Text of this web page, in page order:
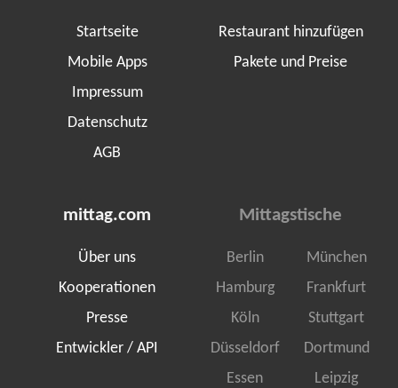
Startseite
Mobile Apps
Impressum
Datenschutz
AGB
Restaurant hinzufügen
Pakete und Preise
mittag.com
Über uns
Kooperationen
Presse
Entwickler / API
Mittagstische
Berlin
München
Hamburg
Frankfurt
Köln
Stuttgart
Düsseldorf
Dortmund
Essen
Leipzig